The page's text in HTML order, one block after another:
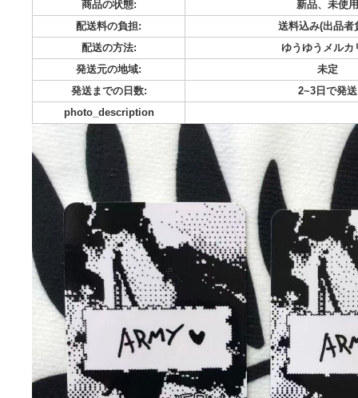
入よろしくお願いします。 硬質ケース、防水対策をして、
いただきます。 BTS 방탄소년단 JIN ジン 진 SUGA シュガ
RM ナムジュン 알엠 JIMIN ジミン 지민 V テヒョン 뷔
カテゴリー:
CD・DVD・ブルー
商品の状態:
新品
配送料の負担:
配送の方法:
ゆうゆ
発送元の地域:
発送までの日数:
2~3
photo_description